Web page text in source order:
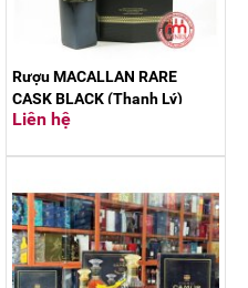
Rượu MACALLAN RARE
CASK BLACK (Thanh Lý)
Liên hệ